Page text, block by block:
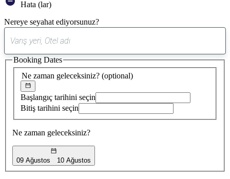
Hata (lar)
Nereye seyahat ediyorsunuz?
öneri
bulundu
Ne zaman geleceksiniz? (optional)
Başlangıç tarihini seçin
Bitiş tarihini seçin
Ne zaman geleceksiniz?
09 Ağustos 10 Ağustos
Booking Dates